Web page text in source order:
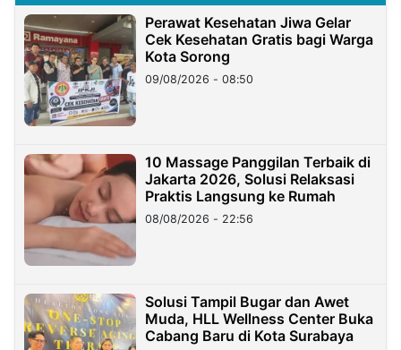
Perawat Kesehatan Jiwa Gelar
Cek Kesehatan Gratis bagi Warga
Kota Sorong
09/08/2026 - 08:50
10 Massage Panggilan Terbaik di
Jakarta 2026, Solusi Relaksasi
Praktis Langsung ke Rumah
08/08/2026 - 22:56
Solusi Tampil Bugar dan Awet
Muda, HLL Wellness Center Buka
Cabang Baru di Kota Surabaya